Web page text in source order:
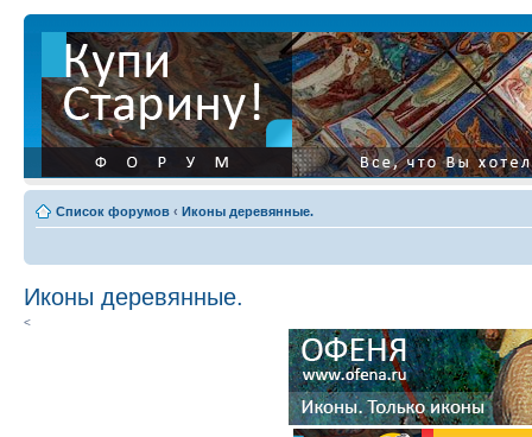
Список форумов ‹ Иконы деревянные.
Иконы деревянные.
<